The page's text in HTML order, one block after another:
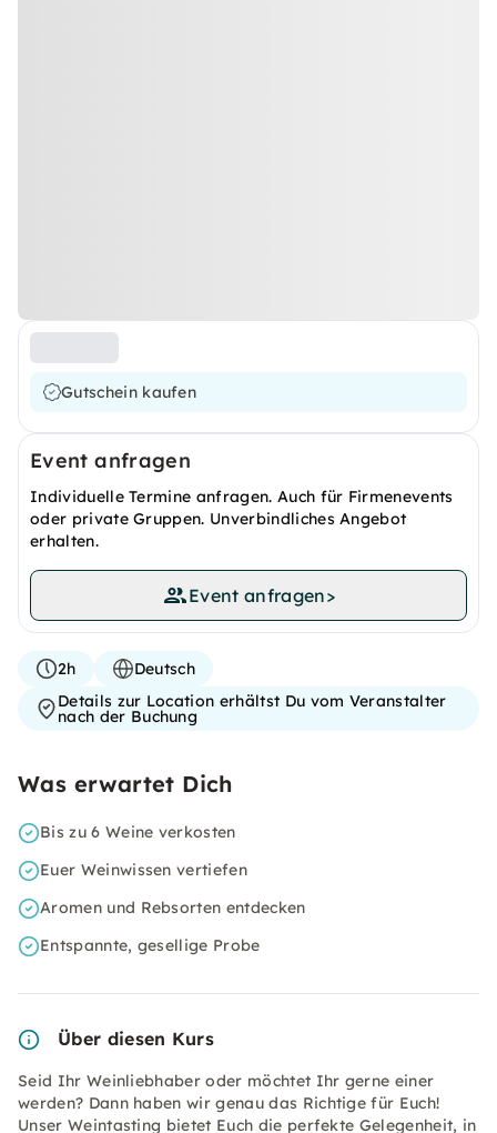
Gutschein kaufen
Event anfragen
Individuelle Termine anfragen. Auch für Firmenevents
oder private Gruppen. Unverbindliches Angebot
erhalten.
Event anfragen>
2h
Deutsch
Details zur Location erhältst Du vom Veranstalter
nach der Buchung
Was erwartet Dich
Bis zu 6 Weine verkosten
Euer Weinwissen vertiefen
Aromen und Rebsorten entdecken
Entspannte, gesellige Probe
Über diesen Kurs
Seid Ihr Weinliebhaber oder möchtet Ihr gerne einer
werden? Dann haben wir genau das Richtige für Euch!
Unser Weintasting bietet Euch die perfekte Gelegenheit, in